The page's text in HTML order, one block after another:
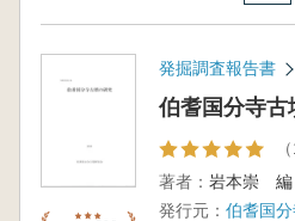
発掘調査報告書
伯耆国分寺古
著者： 岩本崇 編
発行元： 伯耆国